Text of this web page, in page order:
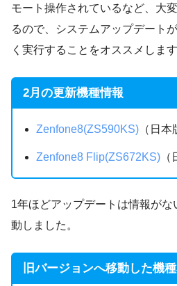
モート操作されているなど、大
るので、システムアップデート
く実行することをオススメします
2月の更新機種情報
Zenfone8(ZS590KS) （日本
Zenfone8 Flip(ZS672KS) （
1年ほどアップデートは情報がな
動しました。
旧バージョンへ移動した機